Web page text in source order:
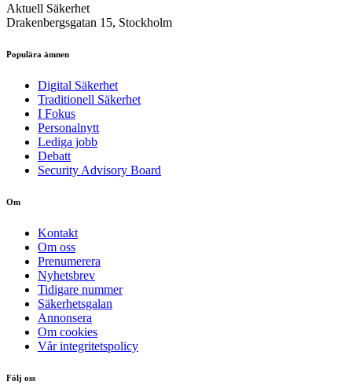
Aktuell Säkerhet
Drakenbergsgatan 15, Stockholm
Populära ämnen
Digital Säkerhet
Traditionell Säkerhet
I Fokus
Personalnytt
Lediga jobb
Debatt
Security Advisory Board
Om
Kontakt
Om oss
Prenumerera
Nyhetsbrev
Tidigare nummer
Säkerhetsgalan
Annonsera
Om cookies
Vår integritetspolicy
Följ oss